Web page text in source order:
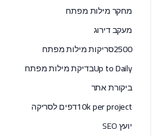
מחקר מילות מפתח
מעקב דירוג
2500סריקות מילות מפתח
Up to Dailyבדיקת מילות מפתח
ביקורת אתר
10k per projectדפים לסריקה
יועץ SEO